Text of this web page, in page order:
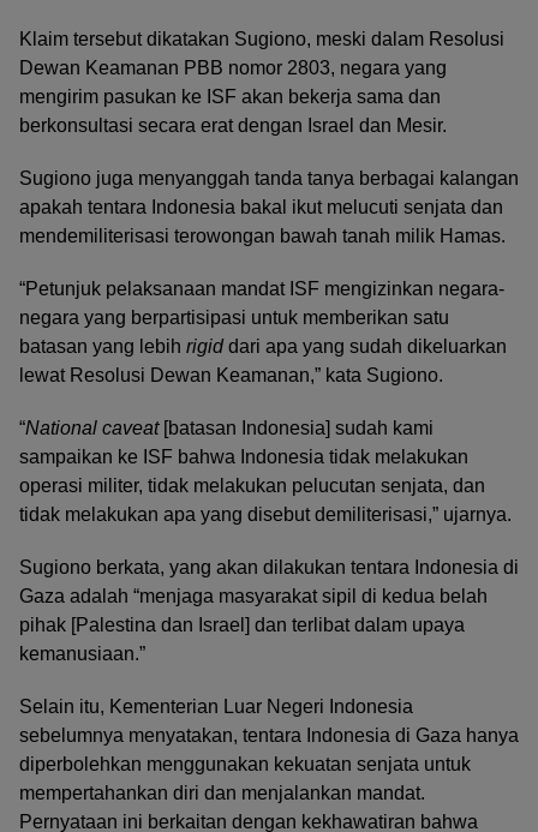
Klaim tersebut dikatakan Sugiono, meski dalam Resolusi
Dewan Keamanan PBB nomor 2803, negara yang
mengirim pasukan ke ISF akan bekerja sama dan
berkonsultasi secara erat dengan Israel dan Mesir.
Sugiono juga menyanggah tanda tanya berbagai kalangan
apakah tentara Indonesia bakal ikut melucuti senjata dan
mendemiliterisasi terowongan bawah tanah milik Hamas.
“Petunjuk pelaksanaan mandat ISF mengizinkan negara-
negara yang berpartisipasi untuk memberikan satu
batasan yang lebih rigiddari apa yang sudah dikeluarkan
lewat Resolusi Dewan Keamanan,” kata Sugiono.
“National caveat[batasan Indonesia] sudah kami
sampaikan ke ISF bahwa Indonesia tidak melakukan
operasi militer, tidak melakukan pelucutan senjata, dan
tidak melakukan apa yang disebut demiliterisasi,” ujarnya.
Sugiono berkata, yang akan dilakukan tentara Indonesia di
Gaza adalah “menjaga masyarakat sipil di kedua belah
pihak [Palestina dan Israel] dan terlibat dalam upaya
kemanusiaan.”
Selain itu, Kementerian Luar Negeri Indonesia
sebelumnya menyatakan, tentara Indonesia di Gaza hanya
diperbolehkan menggunakan kekuatan senjata untuk
mempertahankan diri dan menjalankan mandat.
Pernyataan ini berkaitan dengan kekhawatiran bahwa